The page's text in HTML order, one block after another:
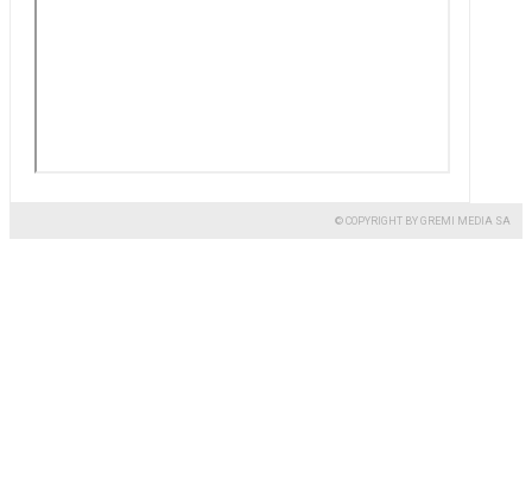
© COPYRIGHT BY GREMI MEDIA SA